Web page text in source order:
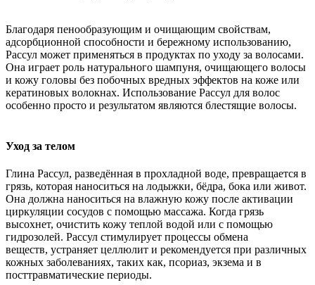
Благодаря пенообразующим и очищающим свойствам,
адсорбционной способности и бережному использованию,
Рассул может применяться в продуктах по уходу за волосами.
Она играет роль натурального шампуня, очищающего волосы
и кожу головы без побочных вредных эффектов на коже или
кератиновых волокнах. Использование Рассул для волос
особенно просто и результатом являются блестящие волосы.
Уход за телом
Глина Рассул, разведённая в прохладной воде, превращается в
грязь, которая наноситься на лодыжки, бёдра, бока или живот.
Она должна наноситься на влажную кожу после активации
циркуляции сосудов с помощью массажа. Когда грязь
высохнет, очистить кожу теплой водой или с помощью
гидрозолей. Рассул стимулирует процессы обмена
веществ, устраняет целлюлит и рекомендуется при различных
кожных заболеваниях, таких как, псориаз, экзема и в
посттравматические периоды.